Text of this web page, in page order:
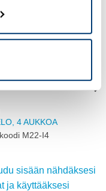
4 AUKKOA
M22-I4
sisään nähdäksesi
ja käyttääksesi